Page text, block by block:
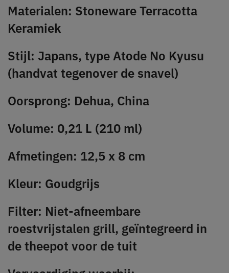
Materialen: Stoneware Terracotta
Keramiek
Stijl: Japans, type Atode No Kyusu
(handvat tegenover de snavel)
Oorsprong: Dehua, China
Volume: 0,21 L (210 ml)
Afmetingen: 12,5 x 8 cm
Kleur: Goudgrijs
Filter: Niet-afneembare
roestvrijstalen grill, geïntegreerd in
de theepot voor de tuit